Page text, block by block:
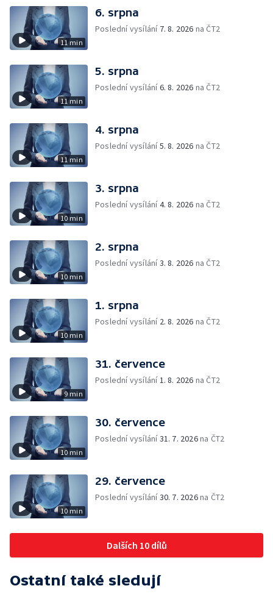
11 min
6. srpna
Poslední vysílání 7. 8. 2026 na ČT2
11 min
5. srpna
Poslední vysílání6. 8. 2026 na ČT2
11 min
4. srpna
Poslední vysílání5. 8. 2026 na ČT2
10 min
3. srpna
Poslední vysílání4. 8. 2026 na ČT2
10 min
2. srpna
Poslední vysílání3. 8. 2026 na ČT2
10 min
1. srpna
Poslední vysílání 2. 8. 2026 na ČT2
9 min
31. července
Poslední vysílání1. 8. 2026 na ČT2
10 min
30. července
Poslední vysílání31. 7. 2026na ČT2
10 min
29. července
Poslední vysílání30. 7. 2026na ČT2
Dalších 10 dílů
Ostatní také sledují